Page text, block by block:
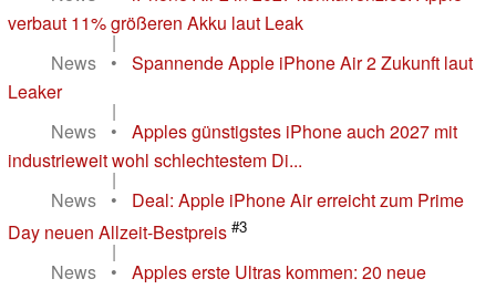
verbaut 11% größeren Akku laut Leak
|
News
•
Spannende Apple iPhone Air 2 Zukunft laut
Leaker
|
News
•
Apples günstigstes iPhone auch 2027 mit
industrieweit wohl schlechtestem Di...
|
News
•
Deal: Apple iPhone Air erreicht zum Prime
Day neuen Allzeit-Bestpreis #3
|
News
•
Apples erste Ultras kommen: 20 neue